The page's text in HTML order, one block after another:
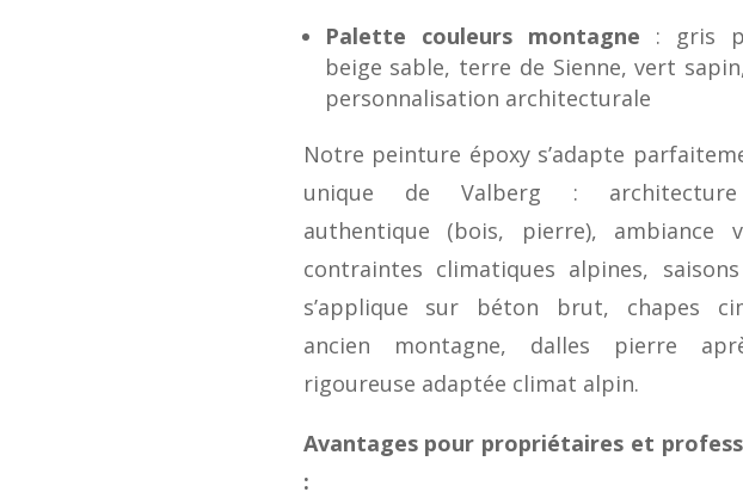
Palette couleurs montagne : gris
beige sable, terre de Sienne, vert
personnalisation architecturale
Notre peinture époxy s’adapte
unique de Valberg : architecture
authentique (bois, pierre), ambiance
contraintes climatiques alpines,
s’applique sur béton brut, chapes
ancien montagne, dalles pierre
rigoureuse adaptée climat alpin.
Avantages pour propriétaires et
: